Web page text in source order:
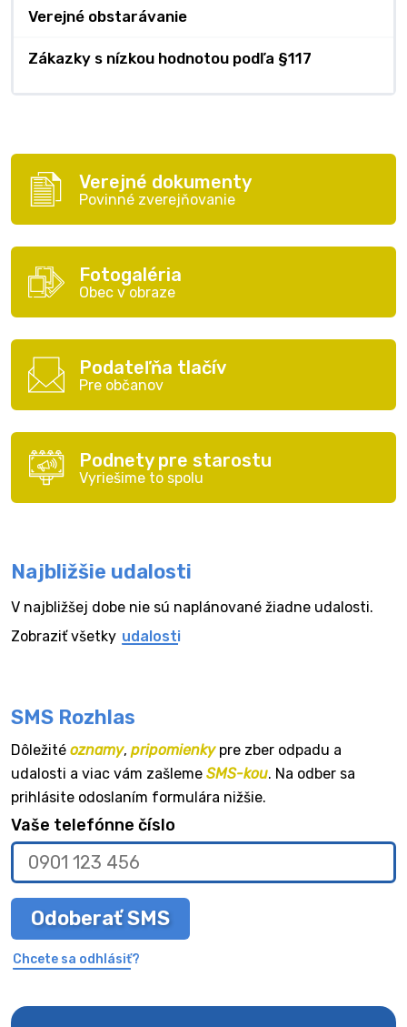
Verejné obstarávanie
Zákazky s nízkou hodnotou podľa §117
Verejné dokumenty
Povinné zverejňovanie
Fotogaléria
Obec v obraze
Podateľňa tlačív
Pre občanov
Podnety pre starostu
Vyriešime to spolu
Najbližšie udalosti
V najbližšej dobe nie sú naplánované žiadne udalosti.
Zobraziť všetky udalosti
SMS Rozhlas
Dôležité oznamy, pripomienkypre zber odpadu a
udalosti a viac vám zašleme SMS-kou. Na odber sa
prihlásite odoslaním formulára nižšie.
Vaše telefónne číslo
Odoberať SMS
Chcete sa odhlásiť?